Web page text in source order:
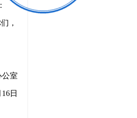
，
公室
日